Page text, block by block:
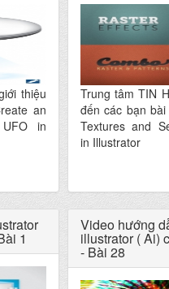
thiệu
an
in
Trung tâm TIN
đến các bạn
Textures and
in Illustrator
1
Video hướng
illustrator ( Ai)
- Bài 28